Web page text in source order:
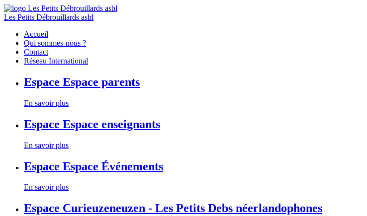
Les Petits Débrouillards asbl
Accueil
Qui sommes-nous ?
Contact
Réseau International
Espace Espace parents
En savoir plus
Espace Espace enseignants
En savoir plus
Espace Espace Événements
En savoir plus
Espace Curieuzeneuzen - Les Petits Debs néerlandophones